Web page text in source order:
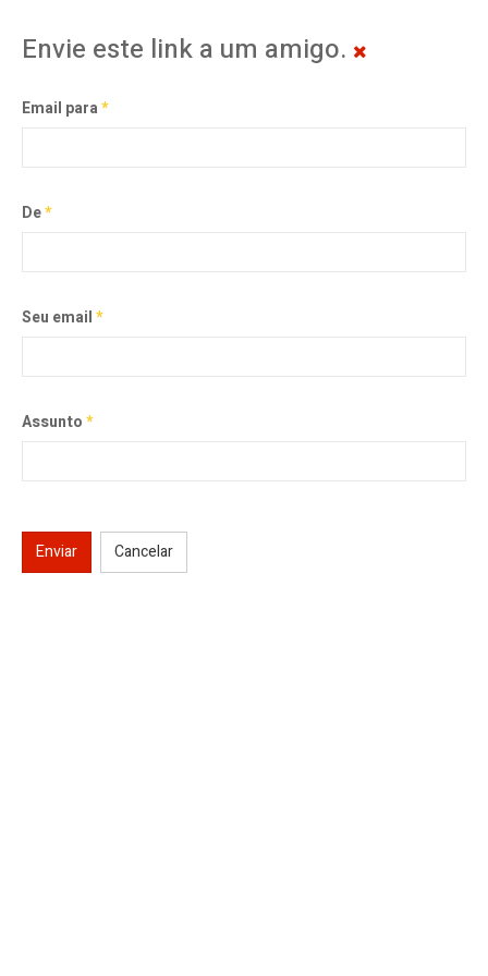
Envie este link a um amigo.
Email para*
De*
Seu email*
Assunto*
Enviar Cancelar